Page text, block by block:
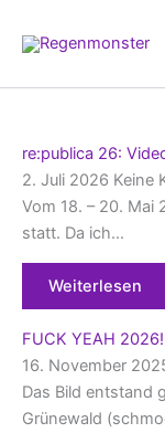
Inhalt
re:publica 26:
2. Juli 2026 Keine
Vom 18. – 20. Mai
statt. Da ich…
Weiterlesen
FUCK YEAH
16. November
Das Bild entstand
Grünewald